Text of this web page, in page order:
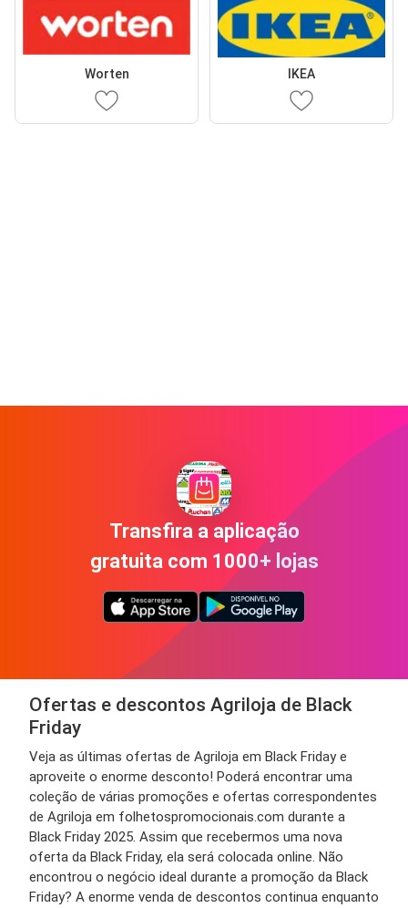
Worten IKEA
Transfira a aplicação
gratuita com 1000+ lojas
Ofertas e descontos Agriloja de Black
Friday
Veja as últimas ofertas de Agriloja em Black Friday e
aproveite o enorme desconto! Poderá encontrar uma
coleção de várias promoções e ofertas correspondentes
de Agriloja em folhetospromocionais.com durante a
Black Friday 2025. Assim que recebermos uma nova
oferta da Black Friday, ela será colocada online. Não
encontrou o negócio ideal durante a promoção da Black
Friday? A enorme venda de descontos continua enquanto